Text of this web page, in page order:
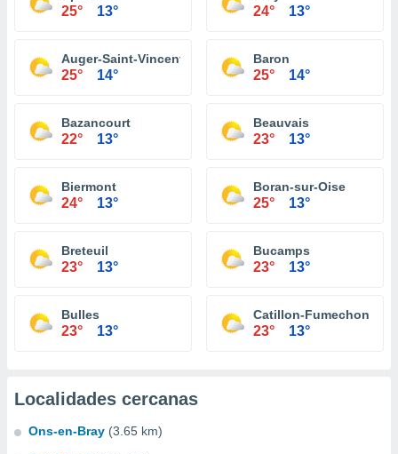
25° 13° 24° 13°
Auger-Saint-Vincent
25° 14°
Baron
25° 14°
Bazancourt
22° 13°
Beauvais
23° 13°
Biermont
24° 13°
Boran-sur-Oise
25° 13°
Breteuil
23° 13°
Bucamps
23° 13°
Bulles
23° 13°
Catillon-Fumechon
23° 13°
Localidades cercanas
Ons-en-Bray (3.65 km)